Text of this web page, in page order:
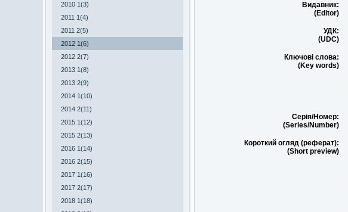
2010 1(3)
2011 1(4)
2011 2(5)
2012 1(6)
2012 2(7)
2013 1(8)
2013 2(9)
2014 1(10)
2014 2(11)
2015 1(12)
2015 2(13)
2016 1(14)
2016 2(15)
2017 1(16)
2017 2(17)
2018 1(18)
Видавник:
(Editor)
УДК:
(UDC)
Ключові слова:
(Key words)
Серія/Номер:
(Series/Number)
Короткий огляд (реферат):
(Short preview)